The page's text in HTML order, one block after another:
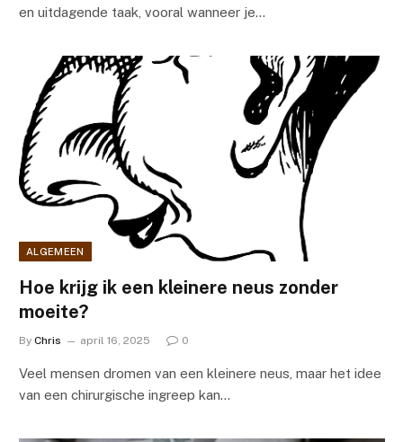
en uitdagende taak, vooral wanneer je…
ALGEMEEN
Hoe krijg ik een kleinere neus zonder
moeite?
By Chris april 16, 2025 0
Veel mensen dromen van een kleinere neus, maar het idee
van een chirurgische ingreep kan…